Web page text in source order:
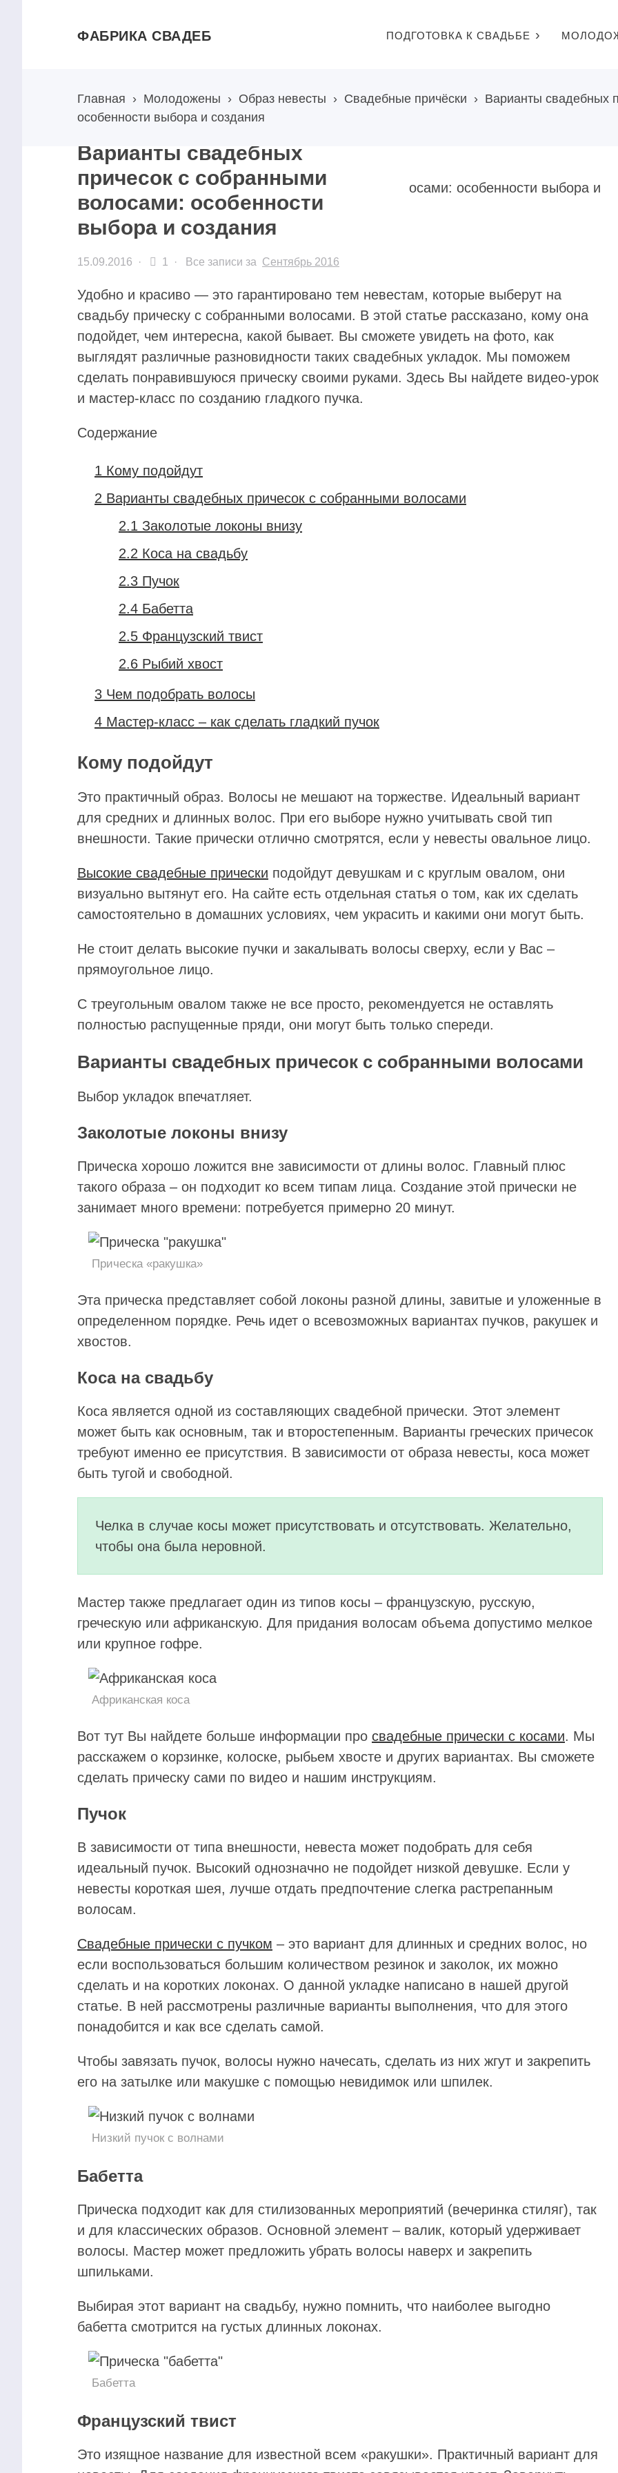
ФАБРИКА СВАДЕБ ПОДГОТОВКА К СВАДЬБЕ
Главная › Молодожены › Образ невесты › Свадебные причёски › Варианты свадебных
особенности выбора и создания
Варианты свадебных
причесок с собранными
волосами: особенности
выбора и создания
15.09.2016 · 1 · Все записи за Сентябрь 2016
Удобно и красиво — это гарантировано тем невестам, которые выберут на
свадьбу прическу с собранными волосами. В этой статье рассказано, кому она
подойдет, чем интересна, какой бывает. Вы сможете увидеть на фото, как
выглядят различные разновидности таких свадебных укладок. Мы поможем
сделать понравившуюся прическу своими руками. Здесь Вы найдете видео-урок
и мастер-класс по созданию гладкого пучка.
Содержание
1 Кому подойдут
2 Варианты свадебных причесок с собранными волосами
2.1 Заколотые локоны внизу
2.2 Коса на свадьбу
2.3 Пучок
2.4 Бабетта
2.5 Французский твист
2.6 Рыбий хвост
3 Чем подобрать волосы
4 Мастер-класс – как сделать гладкий пучок
Кому подойдут
Это практичный образ. Волосы не мешают на торжестве. Идеальный вариант
для средних и длинных волос. При его выборе нужно учитывать свой тип
внешности. Такие прически отлично смотрятся, если у невесты овальное лицо.
Высокие свадебные прически подойдут девушкам и с круглым овалом, они
визуально вытянут его. На сайте есть отдельная статья о том, как их сделать
самостоятельно в домашних условиях, чем украсить и какими они могут быть.
Не стоит делать высокие пучки и закалывать волосы сверху, если у Вас –
прямоугольное лицо.
С треугольным овалом также не все просто, рекомендуется не оставлять
полностью распущенные пряди, они могут быть только спереди.
Варианты свадебных причесок с собранными волосами
Выбор укладок впечатляет.
Заколотые локоны внизу
Прическа хорошо ложится вне зависимости от длины волос. Главный плюс
такого образа – он подходит ко всем типам лица. Создание этой прически не
занимает много времени: потребуется примерно 20 минут.
Прическа «ракушка»
Эта прическа представляет собой локоны разной длины, завитые и уложенные в
определенном порядке. Речь идет о всевозможных вариантах пучков, ракушек и
хвостов.
Коса на свадьбу
Коса является одной из составляющих свадебной прически. Этот элемент
может быть как основным, так и второстепенным. Варианты греческих причесок
требуют именно ее присутствия. В зависимости от образа невесты, коса может
быть тугой и свободной.
Челка в случае косы может присутствовать и отсутствовать. Желательно,
чтобы она была неровной.
Мастер также предлагает один из типов косы – французскую, русскую,
греческую или африканскую. Для придания волосам объема допустимо мелкое
или крупное гофре.
Африканская коса
Вот тут Вы найдете больше информации про свадебные прически с косами. Мы
расскажем о корзинке, колоске, рыбьем хвосте и других вариантах. Вы сможете
сделать прическу сами по видео и нашим инструкциям.
Пучок
В зависимости от типа внешности, невеста может подобрать для себя
идеальный пучок. Высокий однозначно не подойдет низкой девушке. Если у
невесты короткая шея, лучше отдать предпочтение слегка растрепанным
волосам.
Свадебные прически с пучком – это вариант для длинных и средних волос, но
если воспользоваться большим количеством резинок и заколок, их можно
сделать и на коротких локонах. О данной укладке написано в нашей другой
статье. В ней рассмотрены различные варианты выполнения, что для этого
понадобится и как все сделать самой.
Чтобы завязать пучок, волосы нужно начесать, сделать из них жгут и закрепить
его на затылке или макушке с помощью невидимок или шпилек.
Низкий пучок с волнами
Бабетта
Прическа подходит как для стилизованных мероприятий (вечеринка стиляг), так
и для классических образов. Основной элемент – валик, который удерживает
волосы. Мастер может предложить убрать волосы наверх и закрепить
шпильками.
Выбирая этот вариант на свадьбу, нужно помнить, что наиболее выгодно
бабетта смотрится на густых длинных локонах.
Бабетта
Французский твист
Это изящное название для известной всем «ракушки». Практичный вариант для